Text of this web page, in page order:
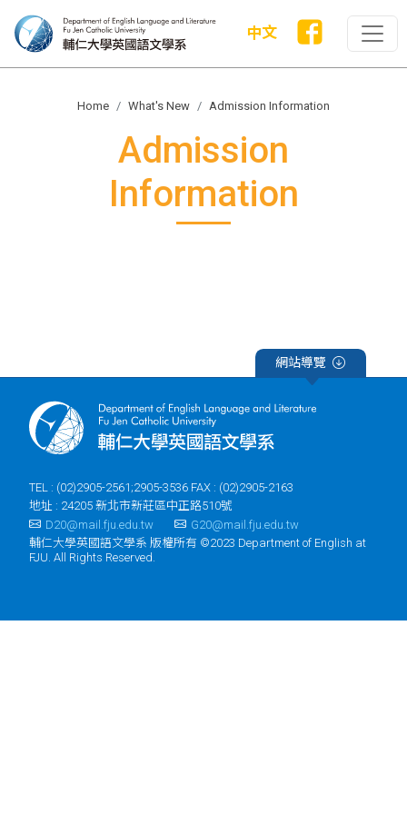
中文
Home What's New Admission Information
Admission
Information
網站導覽
TEL : (02)2905-2561;2905-3536 FAX : (02)2905-2163
地址 : 24205 新北市新莊區中正路510號
D20@mail.fju.edu.tw
G20@mail.fju.edu.tw
輔仁大學英國語文學系 版權所有 ©2023 Department of English at
FJU. All Rights Reserved.